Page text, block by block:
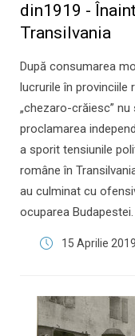
din1919 -
Transilvania
După consumarea
lucrurile în provinciile
„chezaro-crăiesc”
proclamarea
a sporit tensiunile
române în
au culminat cu
ocuparea Budapestei.
15 Aprilie 2019